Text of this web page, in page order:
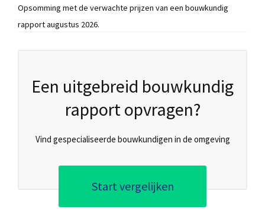
Opsomming met de verwachte prijzen van een bouwkundig
rapport augustus 2026.
Een uitgebreid bouwkundig
rapport opvragen?
Vind gespecialiseerde bouwkundigen in de omgeving
Start vergelijken